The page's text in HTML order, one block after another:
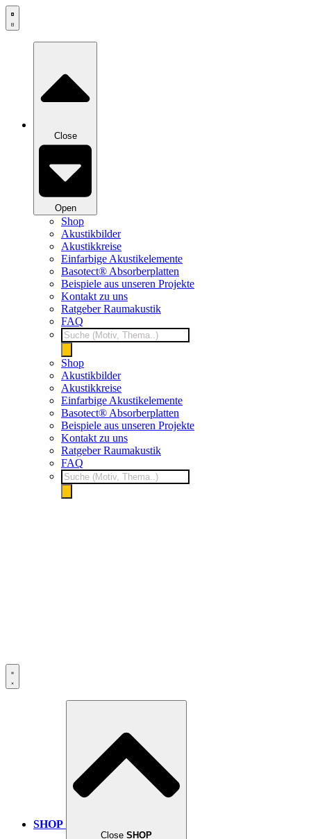
Zum
Inhalt
Close
Open
Shop
Akustikbilder
Akustikkreise
Einfarbige Akustikelemente
Basotect® Absorberplatten
Beispiele aus unseren Projekte
Kontakt zu uns
Ratgeber Raumakustik
FAQ
Products
search
Shop
Akustikbilder
Akustikkreise
Einfarbige Akustikelemente
Basotect® Absorberplatten
Beispiele aus unseren Projekte
Kontakt zu uns
Ratgeber Raumakustik
FAQ
Products
search
SHOP
Close SHOP